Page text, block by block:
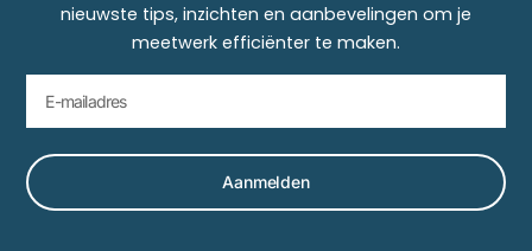
nieuwste tips, inzichten en aanbevelingen om je
meetwerk efficiënter te maken.
Aanmelden